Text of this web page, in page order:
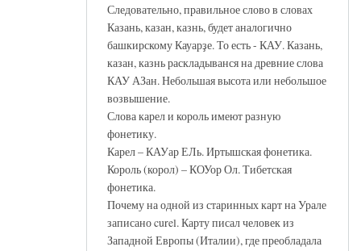
Следовательно, правильное слово в словах
Казань, казан, казнь, будет аналогично
башкирскому Кауарҙе. То есть - КАУ. Казань,
казан, казнь раскладыванся на древние слова
КАУ АЗан. Небольшая высота или небольшое
возвышение.
Слова карел и король имеют разную
фонетику.
Карел – КАУар ЕЛь. Иртышская фонетика.
Король (корол) – КОУор Ол. Тибетская
фонетика.
Почему на одной из старинных карт на Урале
записано curel. Карту писал человек из
Западной Европы (Италии), где преобладала